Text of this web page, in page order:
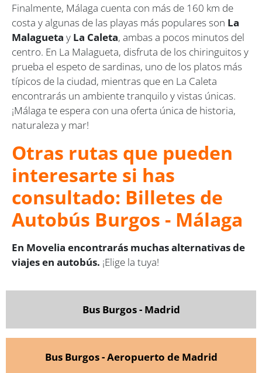
Finalmente, Málaga cuenta con más de 160 km de
costa y algunas de las playas más populares son La
Malagueta y La Caleta, ambas a pocos minutos del
centro. En La Malagueta, disfruta de los chiringuitos y
prueba el espeto de sardinas, uno de los platos más
típicos de la ciudad, mientras que en La Caleta
encontrarás un ambiente tranquilo y vistas únicas.
¡Málaga te espera con una oferta única de historia,
naturaleza y mar!
Otras rutas que pueden
interesarte si has
consultado: Billetes de
Autobús Burgos - Málaga
En Movelia encontrarás muchas alternativas de
viajes en autobús. ¡Elige la tuya!
Bus Burgos - Madrid
Bus Burgos - Aeropuerto de Madrid